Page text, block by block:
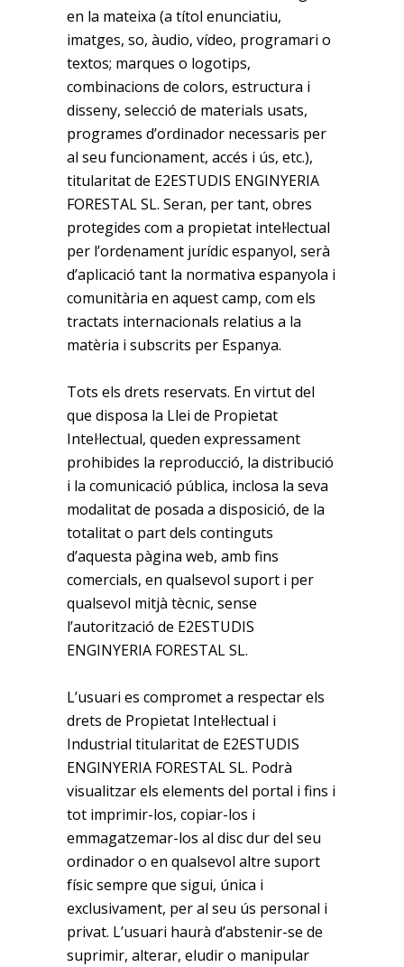
en la mateixa (a títol enunciatiu,
imatges, so, àudio, vídeo, programari o
textos; marques o logotips,
combinacions de colors, estructura i
disseny, selecció de materials usats,
programes d’ordinador necessaris per
al seu funcionament, accés i ús, etc.),
titularitat de E2ESTUDIS ENGINYERIA
FORESTAL SL. Seran, per tant, obres
protegides com a propietat intel·lectual
per l’ordenament jurídic espanyol, serà
d’aplicació tant la normativa espanyola i
comunitària en aquest camp, com els
tractats internacionals relatius a la
matèria i subscrits per Espanya.
Tots els drets reservats. En virtut del
que disposa la Llei de Propietat
Intel·lectual, queden expressament
prohibides la reproducció, la distribució
i la comunicació pública, inclosa la seva
modalitat de posada a disposició, de la
totalitat o part dels continguts
d’aquesta pàgina web, amb fins
comercials, en qualsevol suport i per
qualsevol mitjà tècnic, sense
l’autorització de E2ESTUDIS
ENGINYERIA FORESTAL SL.
L’usuari es compromet a respectar els
drets de Propietat Intel·lectual i
Industrial titularitat de E2ESTUDIS
ENGINYERIA FORESTAL SL. Podrà
visualitzar els elements del portal i fins i
tot imprimir-los, copiar-los i
emmagatzemar-los al disc dur del seu
ordinador o en qualsevol altre suport
físic sempre que sigui, única i
exclusivament, per al seu ús personal i
privat. L’usuari haurà d’abstenir-se de
suprimir, alterar, eludir o manipular